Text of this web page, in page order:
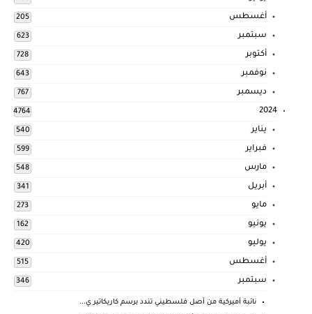
أغسطس 205
سبتمبر 623
أكتوبر 728
نوفمبر 643
ديسمبر 767
2024
4764
يناير 540
فبراير 599
مارس 548
أبريل 341
مايو 273
يونيو 162
يوليو 420
أغسطس 515
سبتمبر 346
نائبة أميركية من أصل فلسطيني تندد برسم كاريكاتير ي...